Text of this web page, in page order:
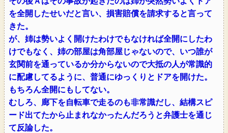
を全開したせいだと言い、損害賠償を請求すると言って
きた。
が、姉は勢いよく開けたわけでもなければ全開にしたわ
けでもなく、姉の部屋は角部屋じゃないので、いつ誰が
玄関前を通っているか分からないので大抵の人が常識的
に配慮してるように、普通にゆっくりとドアを開けた。
もちろん全開にもしてない。
むしろ、廊下を自転車で走るのも非常識だし、結構スピ
ード出てたから止まれなかったんだろうと弁護士を通じ
て反論した。